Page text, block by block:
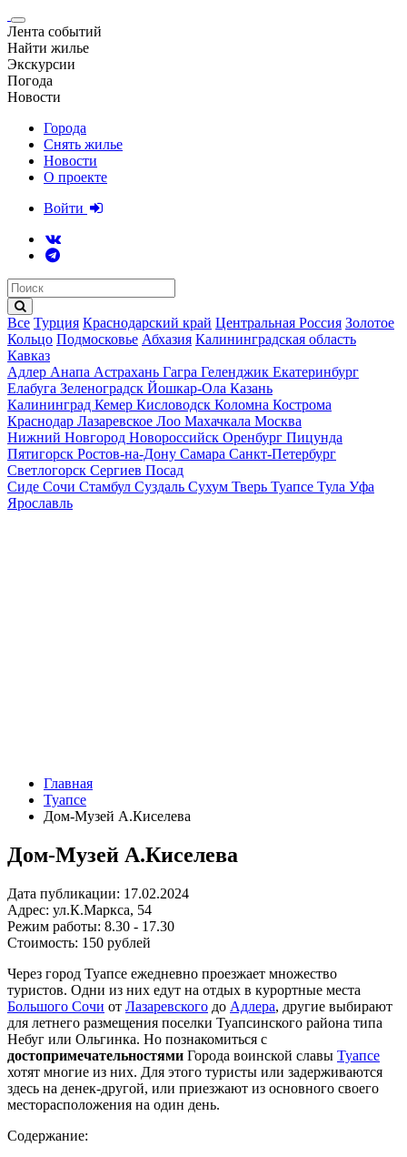
Лента событий
Найти жилье
Экскурсии
Погода
Новости
Города
Снять жилье
Новости
О проекте
Войти
Все Турция Краснодарский край Центральная Россия Золотое
Кольцо Подмосковье Абхазия Калининградская область
Кавказ
Адлер Анапа Астрахань Гагра Геленджик Екатеринбург
Елабуга Зеленоградск Йошкар-Ола Казань
Калининград Кемер Кисловодск Коломна Кострома
Краснодар Лазаревское Лоо Махачкала Москва
Нижний Новгород Новороссийск Оренбург Пицунда
Пятигорск Ростов-на-Дону Самара Санкт-Петербург
Светлогорск Сергиев Посад
Сиде Сочи Стамбул Суздаль Сухум Тверь Туапсе Тула Уфа
Ярославль
Главная
Туапсе
Дом-Музей А.Киселева
Дом-Музей А.Киселева
Дата публикации: 17.02.2024
Адрес: ул.К.Маркса, 54
Режим работы: 8.30 - 17.30
Стоимость: 150 рублей
Через город Туапсе ежедневно проезжает множество
туристов. Одни из них едут на отдых в курортные места
Большого Сочи от Лазаревского до Адлера, другие выбирают
для летнего размещения поселки Туапсинского района типа
Небуг или Ольгинка. Но познакомиться с
достопримечательностями Города воинской славы Туапсе
хотят многие из них. Для этого туристы или задерживаются
здесь на денек-другой, или приезжают из основного своего
месторасположения на один день.
Содержание: